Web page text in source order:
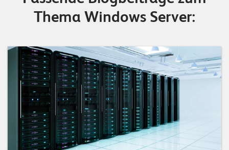
T
S
u
t
i
o
Thema Windows Server: